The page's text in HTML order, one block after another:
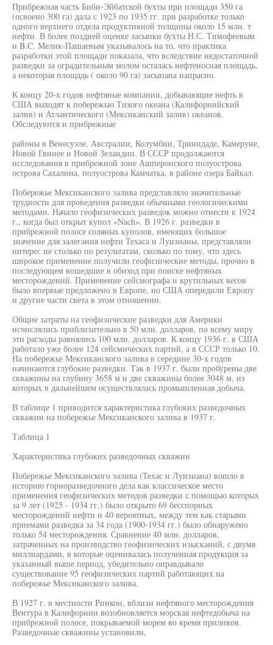
Прибрежная часть Биби-Эйбатской бухты при площади 350 га
(освоено 300 га) дала с 1923 по 1935 гг. при разработке только
одного верхнего отдела продуктивной толщины около 15 млн. т
нефти. В более поздней оценке засыпки бухты Н.С. Тимофеевым
и B.C. Мелик-Пашаевым указывалось на то, что практика
разработки этой площади показала, что вследствие недостаточной
разведки за оградительным молом осталась нефтеносная площадь,
а некоторая площадь ( около 90 га) засыпана напрасно.
К концу 20-х годов нефтяные компании, добывающие нефть в
США выходят к побережью Тихого океана (Калифорнийский
залив) и Атлантического (Мексиканский залив) океанов.
Обследуются и прибрежные
районы в Венесуэле, Австралии, Колумбии, Тринидаде, Камеруне,
Новой Гвинее и Новой Зеландии. В СССР продолжаются
исследования в прибрежной зоне Ашперонского полуострова
острова Сахалина, полуострова Камчатка, в районе озера Байкал.
Побережье Мексиканского залива представляло значительные
трудности для проведения разведки обычными геологическими
методами. Начало геофизических разведок можно отнести к 1924
г., когда был открыт купол «Nach». В 1926 г. разведки в
прибрежной полосе соляных куполов, имеющих большое
значение для залегания нефти Техаса и Луизианы, представляли
интерес не столько по результатам, сколько по тому, что здесь
широкое применение получили геофизические методы, прочно в
последующем вошедшие в обиход при поиске нефтяных
месторождений. Применение сейсмографа и крутильных весов
было впервые предложено в Европе, но США опередили Европу
и другие части света в этом отношении.
Общие затраты на геофизические разведки для Америки
исчислялись приблизительно в 50 млн. долларов, по всему миру
эти расходы равнялись 100 млн. долларов. К концу 1936 г. в США
работало уже более 124 сейсмических партий, а в СССР только 10.
На побережье Мексиканского залива в середине 30-х годов
начинаются глубокие разведки. Так в 1937 г. были пробурены две
скважины на глубину 3658 м и две скважины более 3048 м, из
которых в дальнейшем осуществлялась промышленная добыча.
В таблице 1 приводится характеристика глубоких разведочных
скважин на побережье Мексиканского залива в 1937 г.
Таблица 1
Характеристика глубоких разведочных скважин
Побережье Мексиканского залива (Техас и Луизиана) вошло в
историю горноразведочного дела как классическое место
применения геофизических методов разведки с помощью которых
за 9 лет (1925 - 1934 гг.) было открыто 69 бесспорных
месторождений нефти и 40 вероятных, между тем как старыми
приемами разведка за 34 года (1900-1934 гг.) было обнаружено
только 54 месторождения. Сравнение 40 млн. долларов,
затраченных на производство геофизических изысканий, с двумя
миллиардами, в которые оценивалась полученная продукция за
указанный выше период, убедительно оправдывало
существование 95 геофизических партий работающих на
побережье Мексиканского залива.
В 1927 г. в местности Ринкон, вблизи нефтяного месторождения
Вентура в Калифорнии возобновляется морская нефтедобыча на
прибрежной полосе, покрываемой морем во время приливов.
Разведочные скважины установили,